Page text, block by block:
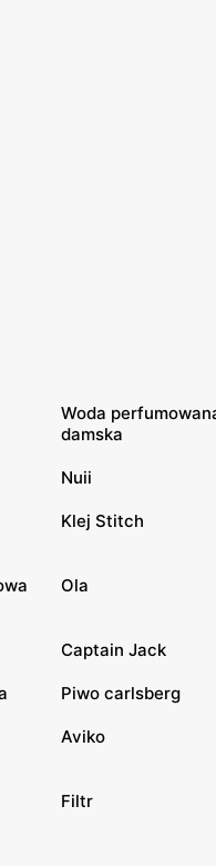
Woda
damska
Nuii
Klej Stitch
Ola
Captain Jack
Piwo carlsberg
Aviko
Filtr